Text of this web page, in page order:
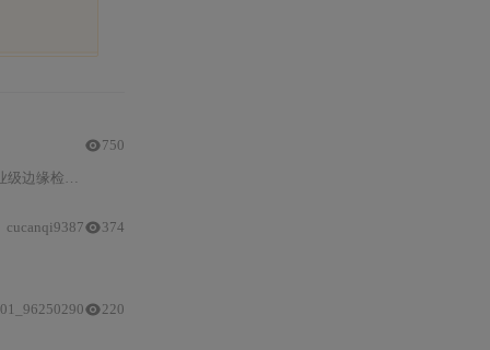
与动态参数调整两大
750
cucanqi9387 374
220